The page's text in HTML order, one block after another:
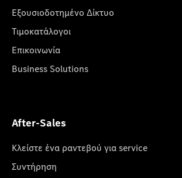
Εξουσιοδοτημένο Δίκτυο
Τιμοκατάλογοι
Επικοινωνία
Business Solutions
After-Sales
Κλείστε ένα ραντεβού για service
Συντήρηση